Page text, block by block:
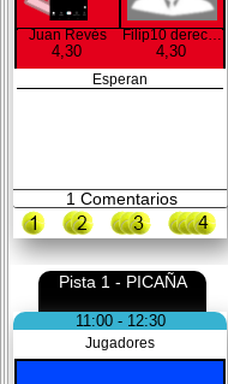
Juan Revés
4,30
Filip10 derecha
4,30
Esperan
1 Comentarios
Pista 1 - PICAÑA
11:00 - 12:30
Jugadores